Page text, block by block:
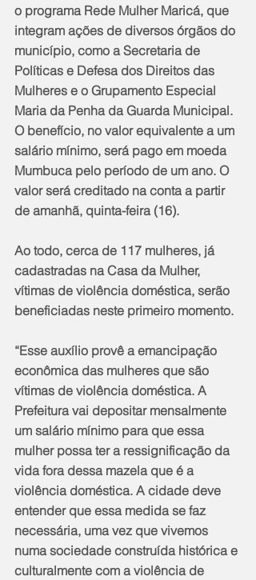
o programa Rede Mulher Maricá, que
integram ações de diversos órgãos do
município, como a Secretaria de
Políticas e Defesa dos Direitos das
Mulheres e o Grupamento Especial
Maria da Penha da Guarda Municipal.
O benefício, no valor equivalente a um
salário mínimo, será pago em moeda
Mumbuca pelo período de um ano. O
valor será creditado na conta a partir
de amanhã, quinta-feira (16).
Ao todo, cerca de 117 mulheres, já
cadastradas na Casa da Mulher,
vítimas de violência doméstica, serão
beneficiadas neste primeiro momento.
“Esse auxílio provê a emancipação
econômica das mulheres que são
vítimas de violência doméstica. A
Prefeitura vai depositar mensalmente
um salário mínimo para que essa
mulher possa ter a ressignificação da
vida fora dessa mazela que é a
violência doméstica. A cidade deve
entender que essa medida se faz
necessária, uma vez que vivemos
numa sociedade construída histórica e
culturalmente com a violência de